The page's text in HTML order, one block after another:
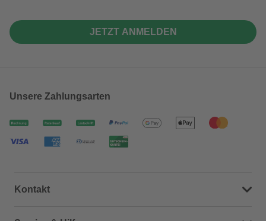
JETZT ANMELDEN
Unsere Zahlungsarten
Kontakt